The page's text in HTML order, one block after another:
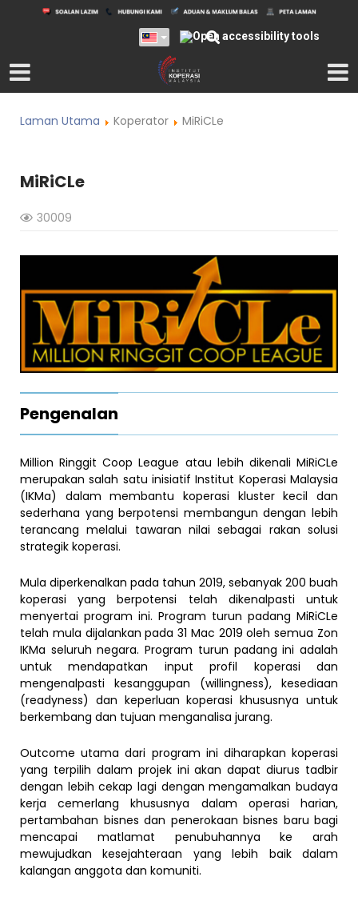
Laman Utama Koperator MiRiCLe
MiRiCLe
30009
Pengenalan
Million Ringgit Coop League atau lebih dikenali MiRiCLe
merupakan salah satu inisiatif Institut Koperasi Malaysia
(IKMa) dalam membantu koperasi kluster kecil dan
sederhana yang berpotensi membangun dengan lebih
terancang melalui tawaran nilai sebagai rakan solusi
strategik koperasi.
Mula diperkenalkan pada tahun 2019, sebanyak 200 buah
koperasi yang berpotensi telah dikenalpasti untuk
menyertai program ini. Program turun padang MiRiCLe
telah mula dijalankan pada 31 Mac 2019 oleh semua Zon
IKMa seluruh negara. Program turun padang ini adalah
untuk mendapatkan input profil koperasi dan
mengenalpasti kesanggupan (willingness), kesediaan
(readyness) dan keperluan koperasi khususnya untuk
berkembang dan tujuan menganalisa jurang.
Outcome utama dari program ini diharapkan koperasi
yang terpilih dalam projek ini akan dapat diurus tadbir
dengan lebih cekap lagi dengan mengamalkan budaya
kerja cemerlang khususnya dalam operasi harian,
pertambahan bisnes dan penerokaan bisnes baru bagi
mencapai matlamat penubuhannya ke arah
mewujudkan kesejahteraan yang lebih baik dalam
kalangan anggota dan komuniti.